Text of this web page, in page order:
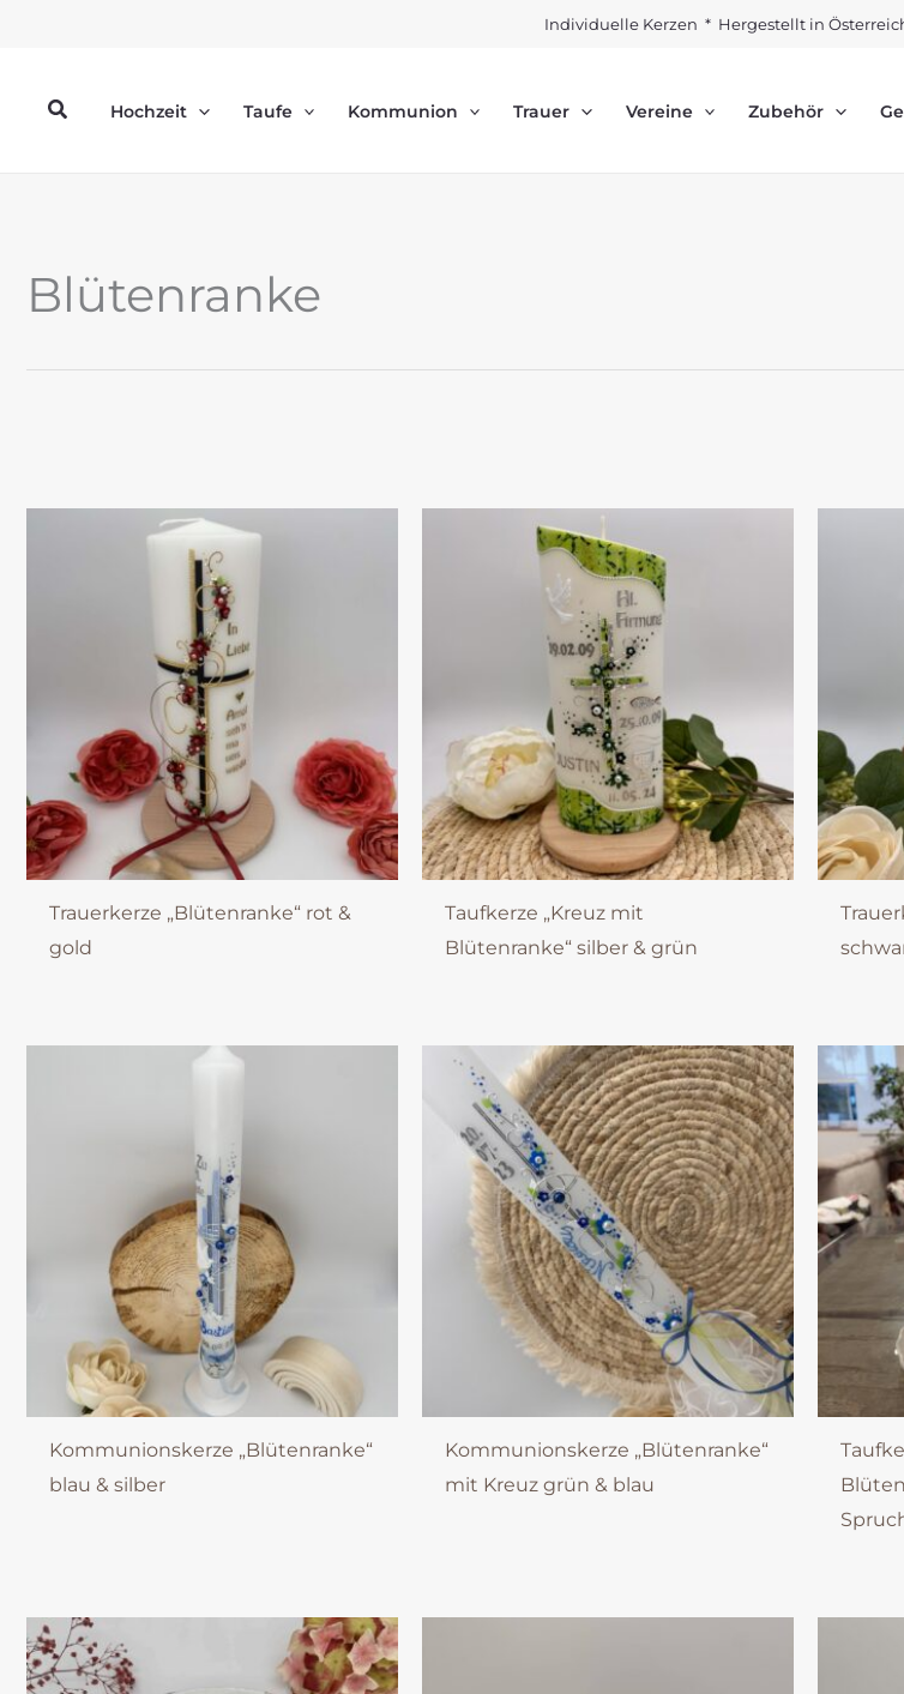
Individuelle Kerzen * Hergestellt in
SuchenHochzeit Taufe Kommunion Trauer Vereine Zubehör
Blütenranke
Trauerkerze „Blütenranke“ rot &
gold
Taufkerze „Kreuz mit
Blütenranke“ silber & grün
Kommunionskerze „Blütenranke“
blau & silber
Kommunionskerze „Blütenranke“
mit Kreuz grün & blau